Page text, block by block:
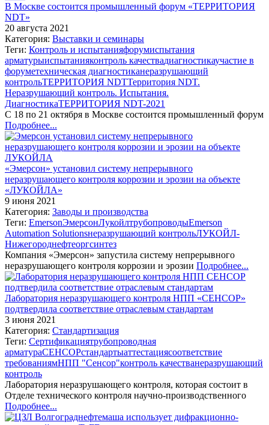
В Москве состоится промышленный форум «ТЕРРИТОРИЯ
NDT»
20 августа 2021
Категория: Выставки и семинары
Теги: Контроль и испытанияфорумиспытания
арматурыиспытанияконтроль качествадиагностикаучастие в
форуметехническая диагностиканеразрушающий
контрольТЕРРИТОРИЯ NDTТерритория NDT.
Неразрушающий контроль. Испытания.
ДиагностикаТЕРРИТОРИЯ NDT-2021
С 18 по 21 октября в Москве состоится промышленный форум
Подробнее...
«Эмерсон» установил систему непрерывного
неразрушающего контроля коррозии и эрозии на объекте
«ЛУКОЙЛА»
9 июня 2021
Категория: Заводы и производства
Теги: EmersonЭмерсонЛукойлтрубопроводыEmerson
Automation Solutionsнеразрушающий контрольЛУКОЙЛ-
Нижегороднефтеоргсинтез
Компания «Эмерсон» запустила систему непрерывного
неразрушающего контроля коррозии и эрозии Подробнее...
Лаборатория неразрушающего контроля НПП «СЕНСОР»
подтвердила соответствие отраслевым стандартам
3 июня 2021
Категория: Стандартизация
Теги: Сертификациятрубопроводная
арматураСЕНСОРстандартыаттестациясоответствие
требованиямНПП "Сенсор"контроль качестванеразрушающий
контроль
Лаборатория неразрушающего контроля, которая состоит в
Отделе технического контроля научно-производственного
Подробнее...